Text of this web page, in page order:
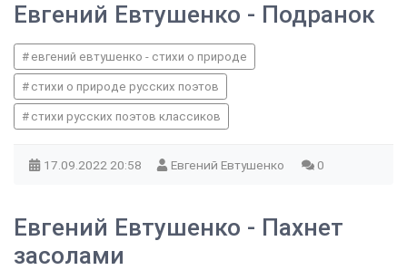
Евгений Евтушенко - Подранок
евгений евтушенко - стихи о природе
стихи о природе русских поэтов
стихи русских поэтов классиков
17.09.2022 20:58 Евгений Евтушенко 0
Евгений Евтушенко - Пахнет
засолами